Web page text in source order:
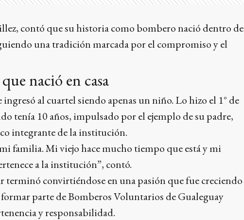
contó que su historia como bombero nació dentro de
una tradición marcada por el compromiso y el
nació en casa
al cuartel siendo apenas un niño. Lo hizo el 1° de
tenía 10 años, impulsado por el ejemplo de su padre,
integrante de la institución.
familia. Mi viejo hace mucho tiempo que está y mi
a la institución”, contó.
terminó convirtiéndose en una pasión que fue creciendo
formar parte de Bomberos Voluntarios de Gualeguay
y responsabilidad.